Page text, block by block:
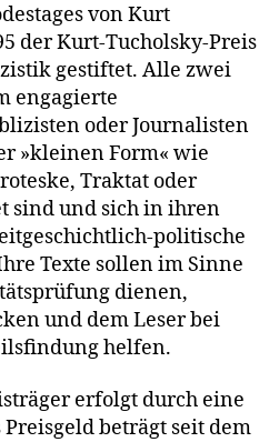
von Kurt
der Kurt-Tucholsky-Preis
gestiftet. Alle zwei
engagierte
oder Journalisten
»kleinen Form« wie
Traktat oder
sind und sich in ihren
politische
Texte sollen im Sinne
dienen,
und dem Leser bei
helfen.
erfolgt durch eine
beträgt seit dem